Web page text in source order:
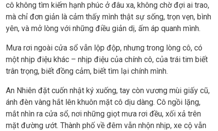
cô không tìm kiếm hạnh phúc ở đâu xa, không chờ đợi ai trao,
mà chỉ đơn giản là cảm thấy mình thật sự sống, trọn vẹn, bình
yên, và mở lòng với những điều giản dị, ấm áp quanh mình.
Mưa rơi ngoài cửa sổ vẫn lộp độp, nhưng trong lòng cô, có
một nhịp điệu khác – nhịp điệu của chính cô, của trái tim biết
trân trọng, biết đồng cảm, biết tìm lại chính mình.
An Nhiên đặt cuốn nhật ký xuống, tay còn vương mùi giấy cũ,
ánh đèn vàng hắt lên khuôn mặt cô dịu dàng. Cô ngồi lặng,
mắt nhìn ra cửa sổ, nơi những giọt mưa rơi đều, xối xả trên
mặt đường ướt. Thành phố về đêm vẫn nhộn nhịp, xe cộ vẫn